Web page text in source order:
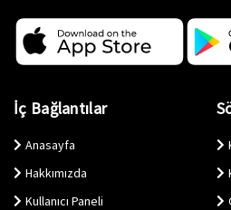
İç Bağlantılar
Anasayfa
Hakkımızda
Kullanıcı Paneli